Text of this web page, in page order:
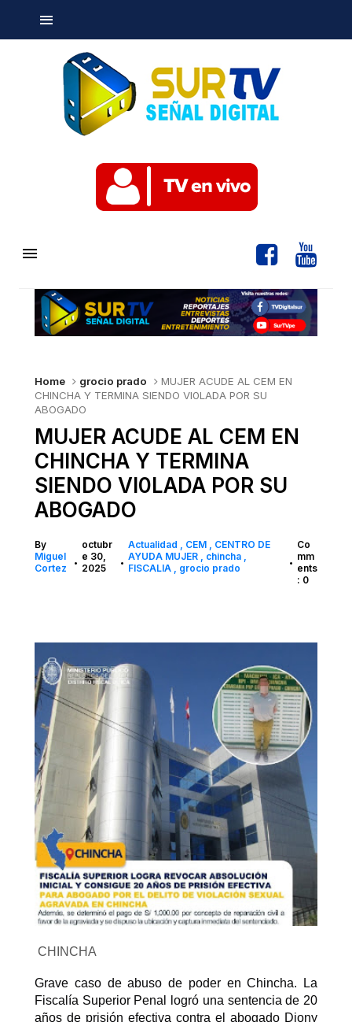
Home grocio prado
MUJER ACUDE AL CEM EN
CHINCHA Y TERMINA SIENDO VI0LADA POR SU
ABOGADO
MUJER ACUDE AL CEM EN
CHINCHA Y TERMINA
SIENDO VI0LADA POR SU
ABOGADO
By
Miguel
Cortez
•
octubr
e 30,
2025
•
Actualidad CEM
CENTRO DE
AYUDA MUJER
chincha
FISCALIA
grocio prado •
Co
mm
ents
: 0
CHINCHA
Grave caso de abuso de poder en Chincha. La
Fiscalía Superior Penal logró una sentencia de 20
años de prisión efectiva contra el abogado Diony